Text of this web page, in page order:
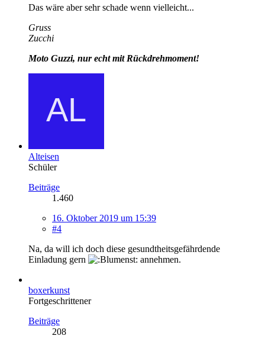
Das wäre aber sehr schade wenn vielleicht...
Gruss
Zucchi
Moto Guzzi, nur echt mit Rückdrehmoment!
Alteisen
Schüler
Beiträge
1.460
16. Oktober 2019 um 15:39
#4
Na, da will ich doch diese gesundtheitsgefährdende
Einladung gern
annehmen.
boxerkunst
Fortgeschrittener
Beiträge
208